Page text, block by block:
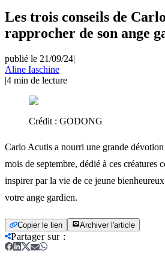
Les trois conseils de
rapprocher de son ange
publié le 21/09/24|
Aline Iaschine
|4 min de lecture
Crédit : GODONG
Carlo Acutis a nourri une grande dévotion
mois de septembre, dédié à ces créatures
inspirer par la vie de ce jeune
votre ange gardien.
Copier le lien Archiver l'article
Partager sur: